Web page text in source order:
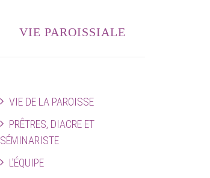
VIE PAROISSIALE
VIE DE LA PAROISSE
PRÊTRES, DIACRE ET
SÉMINARISTE
L’ÉQUIPE